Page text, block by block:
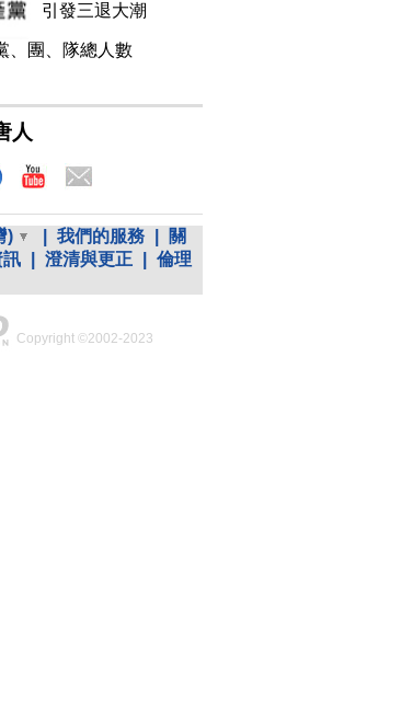
引發三退大潮
、團、隊總人數
人
) 我們的服務
關
訊 澄清與更正
倫理
Copyright ©2002-2023